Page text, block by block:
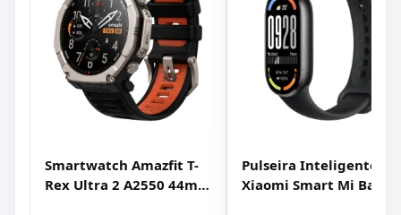
Smartwatch Amazfit T-
Rex Ultra 2 A2550 44mm
Pulseira Inteligente
Xiaomi Smart Mi Band